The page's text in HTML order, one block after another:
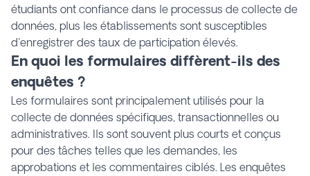
étudiants ont confiance dans le processus de collecte de
données, plus les établissements sont susceptibles
d'enregistrer des taux de participation élevés.
En quoi les formulaires diffèrent-ils des
enquêtes ?
Les formulaires sont principalement utilisés pour la
collecte de données spécifiques, transactionnelles ou
administratives. Ils sont souvent plus courts et conçus
pour des tâches telles que les demandes, les
approbations et les commentaires ciblés. Les enquêtes